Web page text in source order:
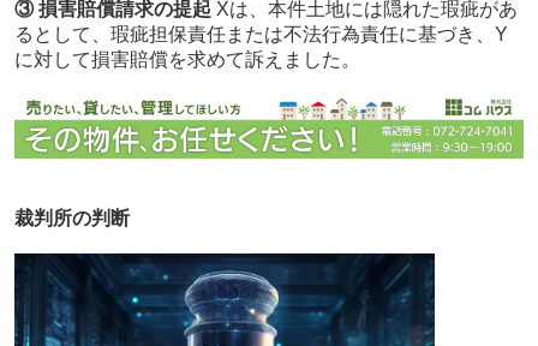
③ 損害賠償請求の提起 Xは、本件土地には隠れた瑕疵があ
るとして、瑕疵担保責任または不法行為責任に基づき、Y
に対して損害賠償を求めて訴えました。
裁判所の判断